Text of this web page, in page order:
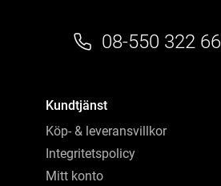
08-550 322 66
Kundtjänst
Köp- & leveransvillkor
Integritetspolicy
Mitt konto